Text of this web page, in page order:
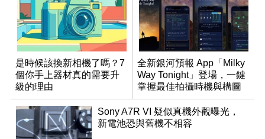
是時候該換新相機了嗎？7
個你手上器材真的需要升
級的理由
全新銀河預報 App「Milky
Way Tonight」登場，一鍵
掌握最佳拍攝時機與構圖
Sony A7R VI 疑似真機外觀曝光，
新電池恐與舊機不相容